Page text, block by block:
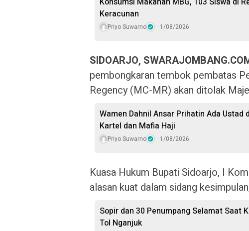
Keracunan
Priyo Suwarno 1/08/2026
SIDOARJO,
pembongkaran tembok pembatas
Regency (MC-MR) akan ditolak
Wamen Dahnil Ansar Prihatin Ada Ustad
Kartel dan Mafia Haji
Priyo Suwarno 1/08/2026
Kuasa Hukum Bupati Sidoarjo, I
alasan kuat dalam sidang
Sopir dan 30 Penumpang Selamat Saat
Tol Nganjuk